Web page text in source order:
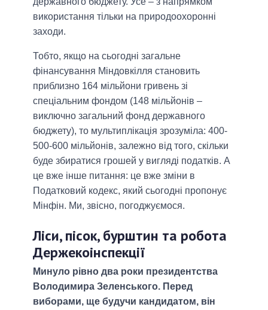
використання тільки на природоохоронні
заходи.
Тобто, якщо на сьогодні загальне
фінансування Міндовкілля становить
приблизно 164 мільйони гривень зі
спеціальним фондом (148 мільйонів –
виключно загальний фонд державного
бюджету), то мультиплікація зрозуміла: 400-
500-600 мільйонів, залежно від того, скільки
буде збиратися грошей у вигляді податків. А
це вже інше питання: це вже зміни в
Податковий кодекс, який сьогодні пропонує
Мінфін. Ми, звісно, погоджуємося.
Ліси, пісок, бурштин та робота
Держекоінспекції
Минуло рівно два роки президентства
Володимира Зеленського. Перед
виборами, ще будучи кандидатом, він